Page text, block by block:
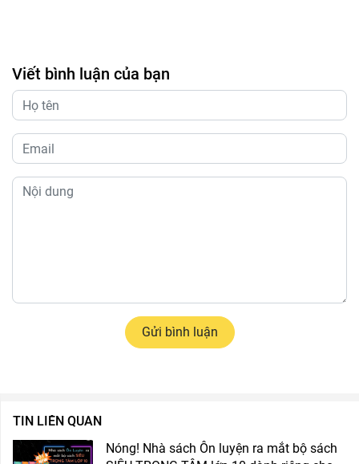
Viết bình luận của bạn
Gửi bình luận
TIN LIÊN QUAN
Nóng! Nhà sách Ôn luyện ra mắt bộ sách